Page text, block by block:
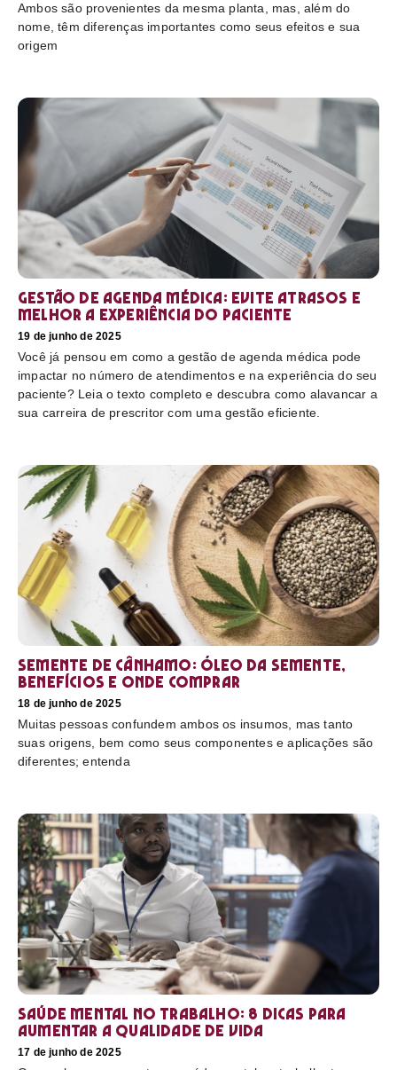
Ambos são provenientes da mesma planta, mas, além do
nome, têm diferenças importantes como seus efeitos e sua
origem
Gestão de agenda médica: Evite atrasos e
melhor a experiência do paciente
19 de junho de 2025
Você já pensou em como a gestão de agenda médica pode
impactar no número de atendimentos e na experiência do seu
paciente? Leia o texto completo e descubra como alavancar a
sua carreira de prescritor com uma gestão eficiente.
Semente de cânhamo: óleo da semente,
benefícios e onde comprar
18 de junho de 2025
Muitas pessoas confundem ambos os insumos, mas tanto
suas origens, bem como seus componentes e aplicações são
diferentes; entenda
Saúde mental no trabalho: 8 dicas para
aumentar a qualidade de vida
17 de junho de 2025